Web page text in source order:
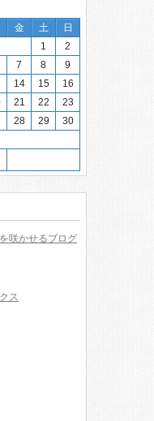
金 土 日
1
2
7 8
9
14 15
16
21 22
23
28 29
30
咲かせるブログ
ス